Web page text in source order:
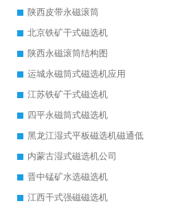
陕西皮带永磁滚筒
北京铁矿干式磁选机
陕西永磁滚筒结构图
运城永磁筒式磁选机应用
江苏铁矿干式磁选机
四平永磁筒式磁选机
黑龙江湿式平板磁选机磁通低
内蒙古湿式磁选机公司
晋中锰矿水选磁选机
江西干式强磁磁选机